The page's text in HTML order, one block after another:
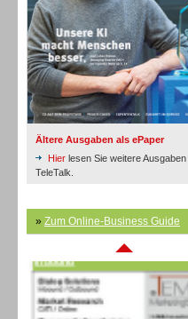
Ältere Ausgaben als ePaper
Hier lesen Sie weitere
TeleTalk.
» Zum Online-Business Guide
Inbound